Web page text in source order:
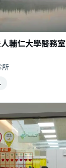
輔仁大學醫務室
所